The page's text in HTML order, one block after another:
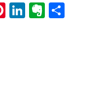
Pinterest
LinkedIn